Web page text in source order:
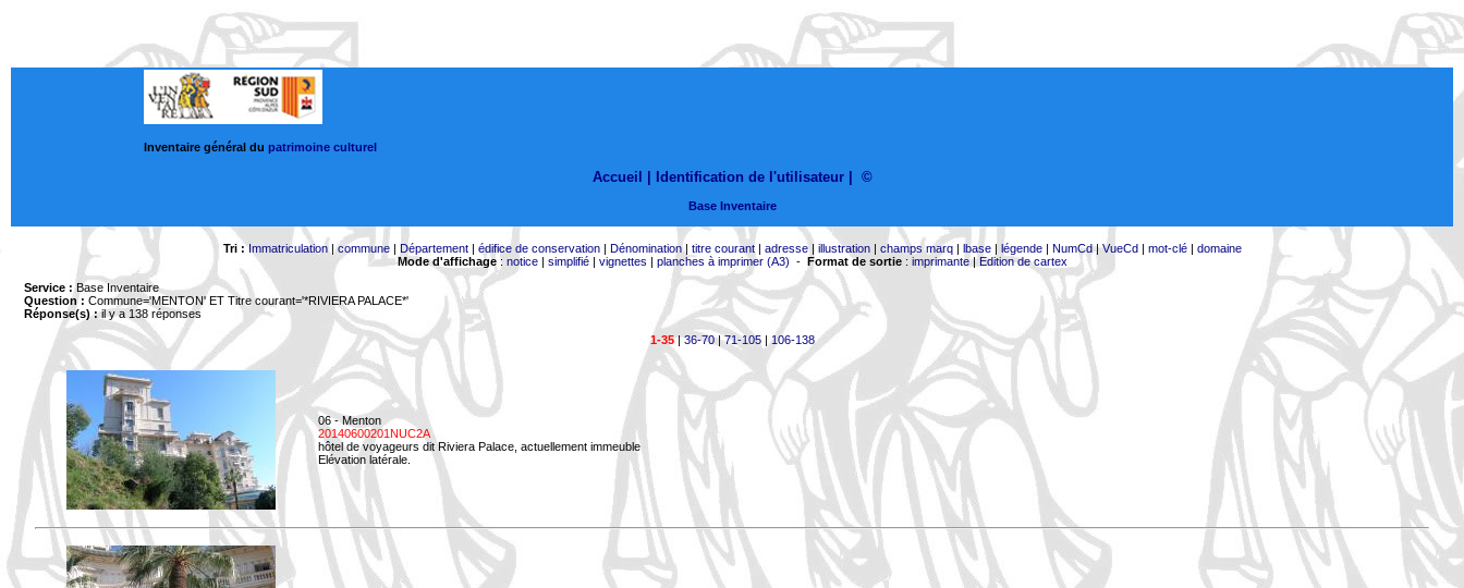
Inventaire général du patrimoine culturel
Accueil | Identification de l'utilisateur ©
Base Inventaire
Tri : Immatriculation|commune| Département| édifice de conservation| Dénomination| titre courant| adresse| illustration| champs marq| lbase| légende| NumCd|VueCd| mot-clé| domaine
Mode d'affichage: notice| simplifié| vignettes | planches à imprimer (A3) - Format de sortie: imprimante|Edition de cartex
Service : Base Inventaire
Question : Commune='MENTON' ET Titre courant='*RIVIERA PALACE*'
Réponse(s) :il y a 138 réponses
1-35|36-70|71-105| 106-138
06 - Menton
20140600201NUC2A
hôtel de voyageurs dit Riviera Palace, actuellement immeuble
Elévation latérale.